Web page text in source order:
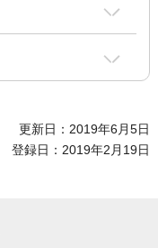
更新日：2019年6月5日
登録日：2019年2月19日